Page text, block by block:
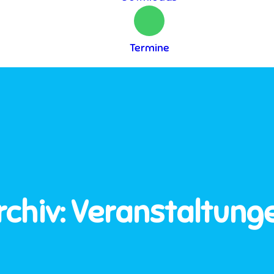
Termine